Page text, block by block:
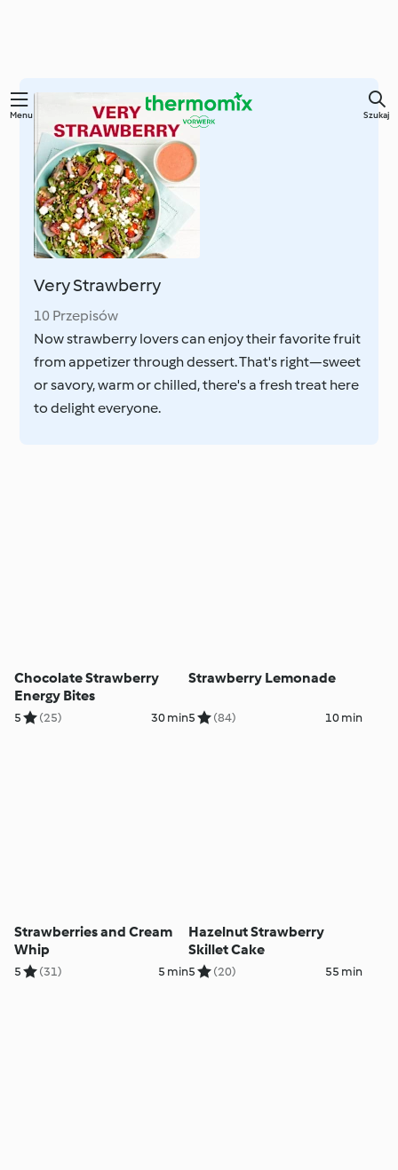
Przejdź
głównej
treści
Menu Szukaj
Very Strawberry
10 Przepisów
Now strawberry lovers can enjoy their favorite fruit
from appetizer through dessert. That's right—sweet
or savory, warm or chilled, there's a fresh treat here
to delight everyone.
Chocolate Strawberry
Energy Bites
5 (25) 30 min
Strawberry Lemonade
5 (84) 10 min
Strawberries and Cream
Whip
5 (31) 5 min
Hazelnut Strawberry
Skillet Cake
5 (20) 55 min